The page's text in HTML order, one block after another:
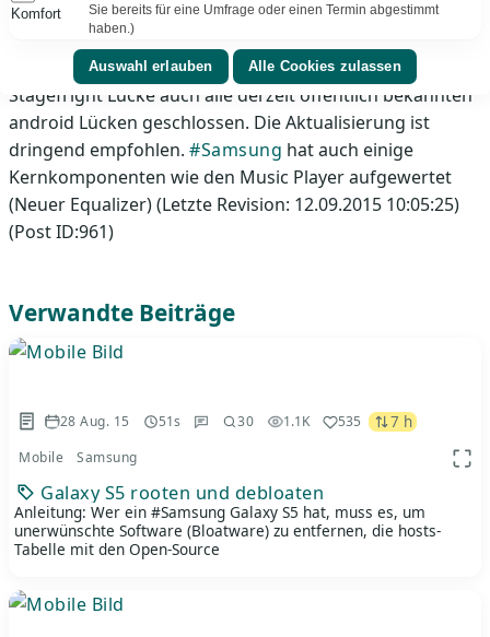
Lückenschluss für die Stagefright Lücke. Aktualisiert
man die Firmware auf Version: G900FXXU1BOI3 (S5) und
I9505XXUHOH2 (S4 LTE), sind damit neben der
Stagefright Lücke auch alle derzeit öffentlich bekannten
android Lücken geschlossen. Die Aktualisierung ist
dringend empfohlen. #Samsung hat auch einige
Kernkomponenten wie den Music Player aufgewertet
(Neuer Equalizer) (Letzte Revision: 12.09.2015 10:05:25)
(Post ID:961)
Verwandte Beiträge
28 Aug. 15 51s 30 1.1K 535 7 h
Mobile Samsung
Galaxy S5 rooten und debloaten
Anleitung: Wer ein #Samsung Galaxy S5 hat, muss es, um
unerwünschte Software (Bloatware) zu entfernen, die hosts-
Tabelle mit den Open-Source
Komfort
Sie bereits für eine Umfrage oder einen Termin abgestimmt
haben.)